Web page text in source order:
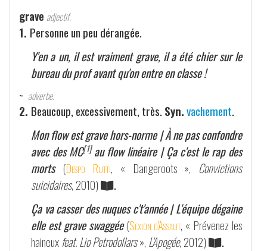
grave adjectif.
1. Personne un peu dérangée.
Y'en a un, il est vraiment grave, il a été chier sur le
bureau du prof avant qu'on entre en classe !
~ adverbe.
2. Beaucoup, excessivement, très. Syn.vachement.
Mon flow est grave hors-norme | À ne pas confondre
avec des MC[1]au flow linéaire | Ça c'est le rap des
morts (Despo Rutti, « Dangeroots », Convictions
suicidaires, 2010)
.
Ça va casser des nuques c't'année | L'équipe dégaine
elle est grave swaggée (Sexion d'Assaut, « Prévenez les
haineux feat. Lio Petrodollars», L'Apogée, 2012)
.